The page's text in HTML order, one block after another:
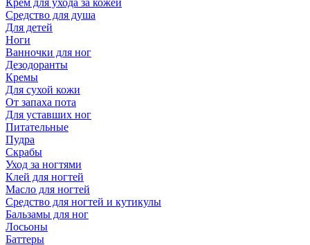
Крем для ухода за кожей
Средство для душа
Для детей
Ноги
Ванночки для ног
Дезодоранты
Кремы
Для сухой кожи
От запаха пота
Для уставших ног
Питательные
Пудра
Скрабы
Уход за ногтями
Клей для ногтей
Масло для ногтей
Средство для ногтей и кутикулы
Бальзамы для ног
Лосьоны
Баттеры